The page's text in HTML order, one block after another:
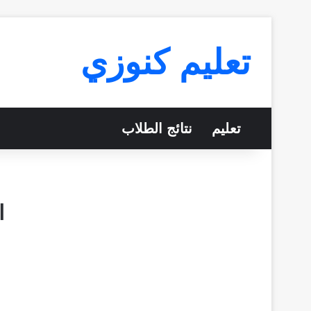
تعليم كنوزي
تعليم نتائج الطلاب